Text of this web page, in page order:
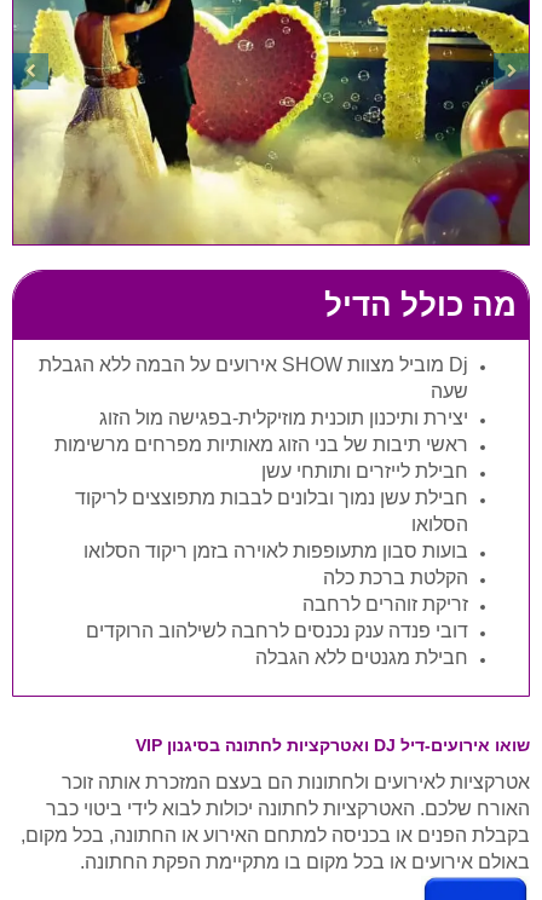
מה כולל הדיל
Dj מוביל מצוות SHOW אירועים על הבמה ללא הגבלת
שעה
יצירת ותיכנון תוכנית מוזיקלית-בפגישה מול הזוג
ראשי תיבות של בני הזוג מאותיות מפרחים מרשימות
חבילת לייזרים ותותחי עשן
חבילת עשן נמוך ובלונים לבבות מתפוצצים לריקוד
הסלואו
בועות סבון מתעופפות לאוירה בזמן ריקוד הסלואו
הקלטת ברכת כלה
זריקת זוהרים לרחבה
דובי פנדה ענק נכנסים לרחבה לשילהוב הרוקדים
חבילת מגנטים ללא הגבלה
שואו אירועים-דיל DJ ואטרקציות לחתונה בסיגנון VIP
אטרקציות לאירועים ולחתונות הם בעצם המזכרת אותה זוכר
האורח שלכם. האטרקציות לחתונה יכולות לבוא לידי ביטוי כבר
בקבלת הפנים או בכניסה למתחם האירוע או החתונה, בכל מקום,
באולם אירועים או בכל מקום בו מתקיימת הפקת החתונה.